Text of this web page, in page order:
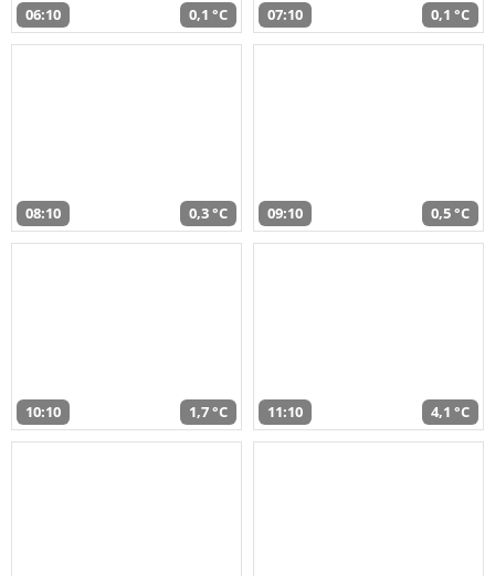
06:10 0,1 °C 07:10 0,1 °C
08:10 0,3 °C 09:10 0,5 °C
10:10 1,7 °C 11:10 4,1 °C